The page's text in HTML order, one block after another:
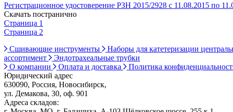
Регистрационное удостоверение РЗН 2015/2928 с 11.08.2015 по
Скачать постранично
Страница 1
Страница 2
Сшивающие инструменты
Наборы для катетеризации
ассортимент
Эндотрахеальные трубки
О компании
Оплата и доставка Политика
Юридический адрес
630090, Россия, Новосибирск,
ул. Демакова, 30, оф. 901
Адреса складов: